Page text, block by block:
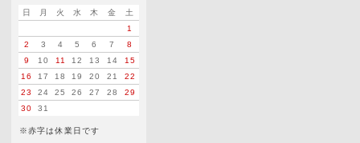
日 月 火 水 木 金
土
1
2
3 4 5 6 7
8
9
10 11 12 13 14
15
16
17 18 19 20 21
22
23
24 25 26 27 28
29
30
31
※赤字は休業日です